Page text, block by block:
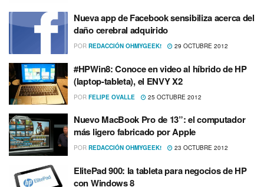
Nueva app de Facebook sensibiliza acerca del
daño cerebral adquirido
POR REDACCIÓN OHMYGEEK! 29 OCTUBRE 2012
#HPWin8: Conoce en video al hí­brido de HP
(laptop-tableta), el ENVY X2
POR FELIPE OVALLE 25 OCTUBRE 2012
Nuevo MacBook Pro de 13”: el computador
más ligero fabricado por Apple
POR REDACCIÓN OHMYGEEK! 23 OCTUBRE 2012
ElitePad 900: la tableta para negocios de HP
con Windows 8